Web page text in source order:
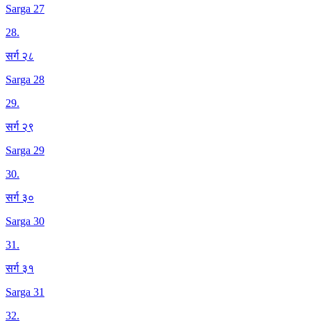
Sarga 27
28.
सर्ग २८
Sarga 28
29.
सर्ग २९
Sarga 29
30.
सर्ग ३०
Sarga 30
31.
सर्ग ३१
Sarga 31
32.